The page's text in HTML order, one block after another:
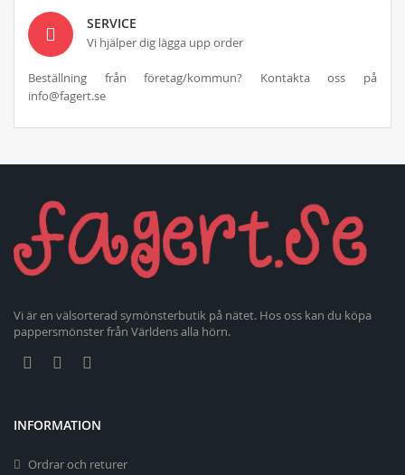
SERVICE
Vi hjälper dig lägga upp order
Beställning från företag/kommun? Kontakta oss på
info@fagert.se
Vi är en välsorterad symönsterbutik på nätet. Hos oss kan du köpa
pappersmönster från Världens alla hörn.
INFORMATION
Ordrar och returer